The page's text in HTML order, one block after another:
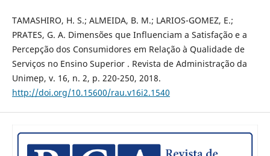
TAMASHIRO, H. S.; ALMEIDA, B. M.; LARIOS-GOMEZ, E.;
PRATES, G. A. Dimensões que Influenciam a Satisfação e a
Percepção dos Consumidores em Relação à Qualidade de
Serviços no Ensino Superior . Revista de Administração da
Unimep, v. 16, n. 2, p. 220-250, 2018.
http://doi.org/10.15600/rau.v16i2.1540